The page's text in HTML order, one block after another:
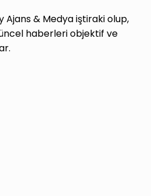
Ajans & Medya iştiraki olup,
haberleri objektif ve